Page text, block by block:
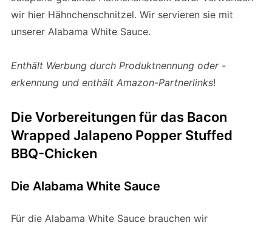
wir hier Hähnchenschnitzel. Wir servieren sie mit
unserer Alabama White Sauce.
Enthält Werbung durch Produktnennung oder -
erkennung und enthält Amazon-Partnerlinks!
Die Vorbereitungen für das Bacon
Wrapped Jalapeno Popper Stuffed
BBQ-Chicken
Die Alabama White Sauce
Für die Alabama White Sauce brauchen wir